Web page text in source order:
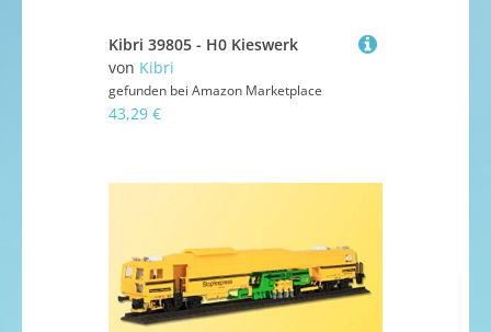
Kibri 39805 - H0 Kieswerk
von Kibri
gefunden bei Amazon Marketplace
43,29 €